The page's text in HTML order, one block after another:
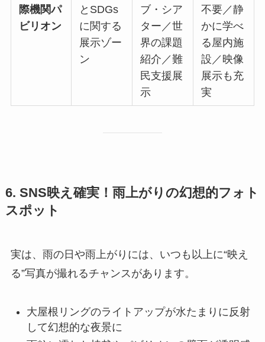
際機関パ
ビリオン
とSDGs
に関する
展示ゾー
ン
ブ・シア
ター／世
界の課題
紹介／難
民支援展
示
不要／静
かに学べ
る屋内施
設／映像
展示も充
実
6. SNS映え確実！雨上がりの幻想的フォト
スポット
実は、雨の日や雨上がりには、いつも以上に“映え
る”写真が撮れるチャンスがあります。
大屋根リングのライトアップが水たまりに反射
して幻想的な夜景に